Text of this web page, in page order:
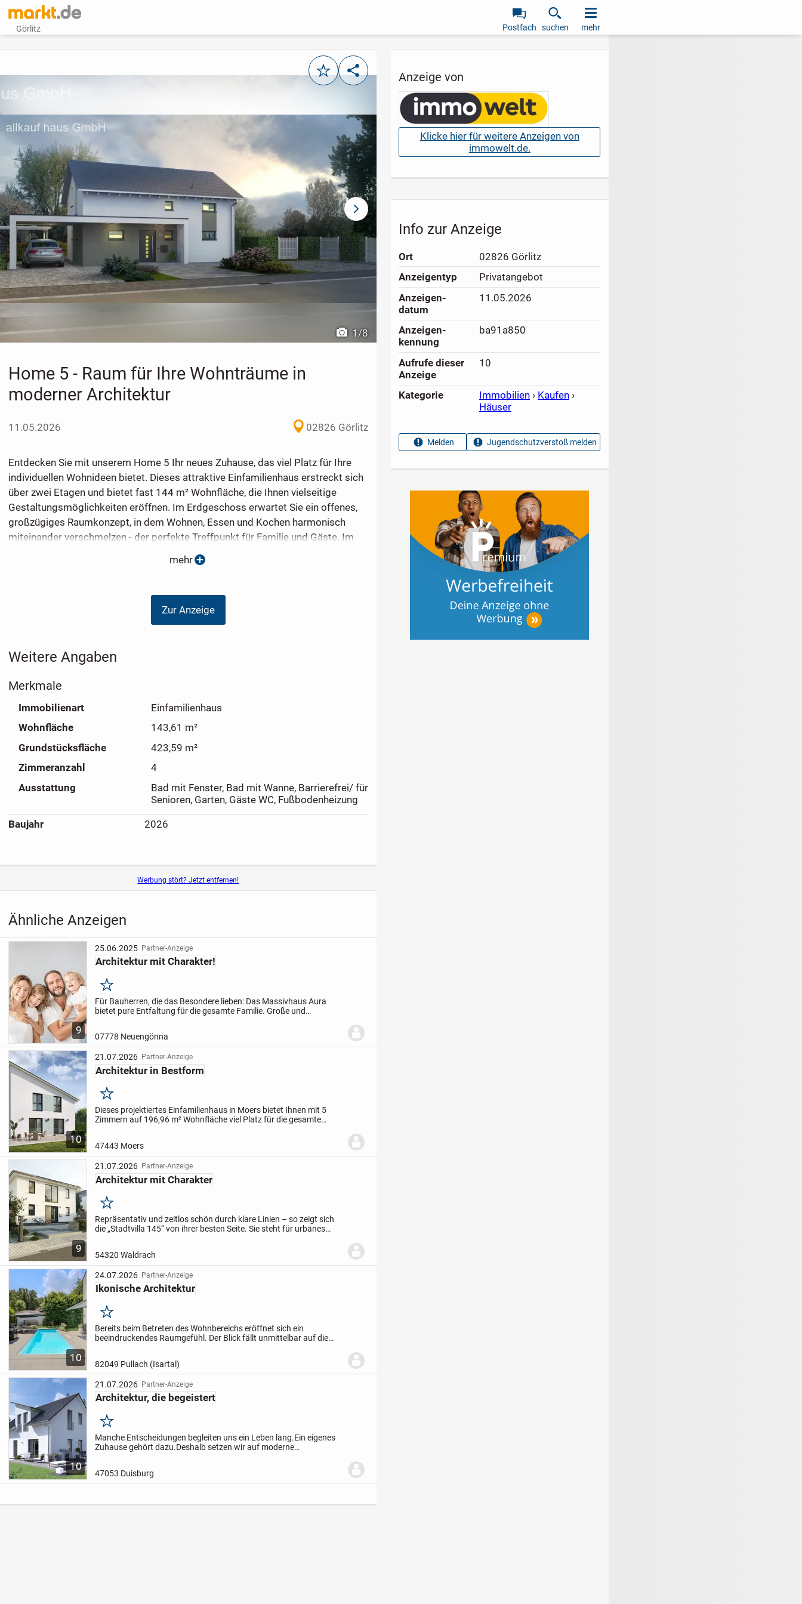
Görlitz Postfach suchen mehr
MerkenTeilen
vorheriges Bild
1/8
nächstes Bild
Home 5 - Raum für Ihre Wohnträume in
moderner Architektur
11.05.2026 02826 Görlitz
Entdecken Sie mit unserem Home 5 Ihr neues Zuhause, das viel Platz für Ihre
individuellen Wohnideen bietet. Dieses attraktive Einfamilienhaus erstreckt sich
über zwei Etagen und bietet fast 144 m² Wohnfläche, die Ihnen vielseitige
Gestaltungsmöglichkeiten eröffnen. Im Erdgeschoss erwartet Sie ein offenes,
großzügiges Raumkonzept, in dem Wohnen, Essen und Kochen harmonisch
miteinander verschmelzen - der perfekte Treffpunkt für Familie und Gäste. Im
Dachgeschoss finden Sie drei behagliche Schlafzimmer sowie ein großes
Badezimmer, das für Erholung und Komfort sorgt. Home 5 ist nicht nur ein Haus,
mehr
Zur Anzeige
Weitere Angaben
Merkmale
Immobilienart
Einfamilienhaus
Wohnfläche
143,61 m²
Grundstücksfläche
423,59 m²
Zimmeranzahl
4
Ausstattung
Bad mit Fenster, Bad mit Wanne, Barrierefrei/ für
Senioren, Garten, Gäste WC, Fußbodenheizung
Baujahr 2026
Werbung stört? Jetzt entfernen!
Ähnliche Anzeigen
9
25.06.2025 Partner-Anzeige
Architektur mit Charakter!
Merken
Für Bauherren, die das Besondere lieben: Das Massivhaus Aura
bietet pure Entfaltung für die gesamte Familie. Große und
07778 Neuengönna
10
21.07.2026 Partner-Anzeige
Architektur in Bestform
Merken
Dieses projektiertes Einfamilienhaus in Moers bietet Ihnen mit 5
Zimmern auf 196,96 m² Wohnfläche viel Platz für die gesamte
47443 Moers
9
21.07.2026 Partner-Anzeige
Architektur mit Charakter
Merken
Repräsentativ und zeitlos schön durch klare Linien – so zeigt sich
die „Stadtvilla 145“ von ihrer besten Seite. Sie steht für urbanes
54320 Waldrach
10
24.07.2026 Partner-Anzeige
Ikonische Architektur
Merken
Bereits beim Betreten des Wohnbereichs eröffnet sich ein
beeindruckendes Raumgefühl. Der Blick fällt unmittelbar auf die
82049 Pullach (Isartal)
10
21.07.2026 Partner-Anzeige
Architektur, die begeistert
Merken
Manche Entscheidungen begleiten uns ein Leben lang.Ein eigenes
Zuhause gehört dazu.Deshalb setzen wir auf moderne
47053 Duisburg
Anzeige von
Klicke hier für weitere Anzeigen von
immowelt.de.
Info zur Anzeige
Ort
02826 Görlitz
Anzeigen­typ
Privatangebot
Anzeigen­
datum
11.05.2026
Anzeigen­
kennung
ba91a850
Aufrufe dieser
Anzeige
10
Kategorie Immobilien › Kaufen ›
Häuser
Melden Jugendschutzverstoß melden